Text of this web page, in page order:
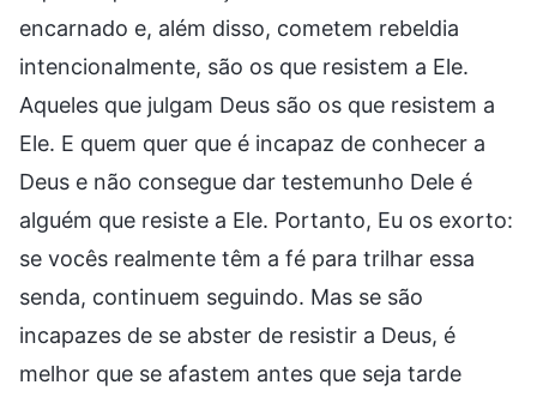
encarnado e, além disso, cometem rebeldia
intencionalmente, são os que resistem a Ele.
Aqueles que julgam Deus são os que resistem a
Ele. E quem quer que é incapaz de conhecer a
Deus e não consegue dar testemunho Dele é
alguém que resiste a Ele. Portanto, Eu os exorto:
se vocês realmente têm a fé para trilhar essa
senda, continuem seguindo. Mas se são
incapazes de se abster de resistir a Deus, é
melhor que se afastem antes que seja tarde